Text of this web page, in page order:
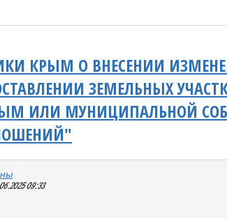
КРЫМ О ВНЕСЕНИИ
ЗЕМЕЛЬНЫХ
ИЛИ МУНИЦИПАЛЬНОЙ
09:33